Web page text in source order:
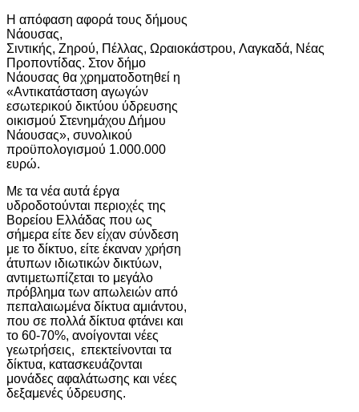
Η απόφαση αφορά τους δήμους
Νάουσας,
Σιντικής, Ζηρού, Πέλλας, Ωραιοκάστρου, Λαγκαδά, Νέας
Προποντίδας. Στον δήμο
Νάουσας θα χρηματοδοτηθεί η
«Αντικατάσταση αγωγών
εσωτερικού δικτύου ύδρευσης
οικισμού Στενημάχου Δήμου
Νάουσας», συνολικού
προϋπολογισμού 1.000.000
ευρώ.
Με τα νέα αυτά έργα
υδροδοτούνται περιοχές της
Βορείου Ελλάδας που ως
σήμερα είτε δεν είχαν σύνδεση
με το δίκτυο, είτε έκαναν χρήση
άτυπων ιδιωτικών δικτύων,
αντιμετωπίζεται το μεγάλο
πρόβλημα των απωλειών από
πεπαλαιωμένα δίκτυα αμιάντου,
που σε πολλά δίκτυα φτάνει και
το 60-70%, ανοίγονται νέες
γεωτρήσεις, επεκτείνονται τα
δίκτυα, κατασκευάζονται
μονάδες αφαλάτωσης και νέες
δεξαμενές ύδρευσης.